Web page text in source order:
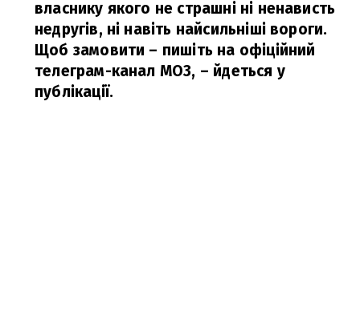
власнику якого не страшні ні ненависть
недругів, ні навіть найсильніші вороги.
Щоб замовити – пишіть на офіційний
телеграм-канал МОЗ, – йдеться у
публікації.